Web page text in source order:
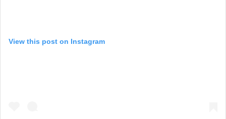
View this post on Instagram